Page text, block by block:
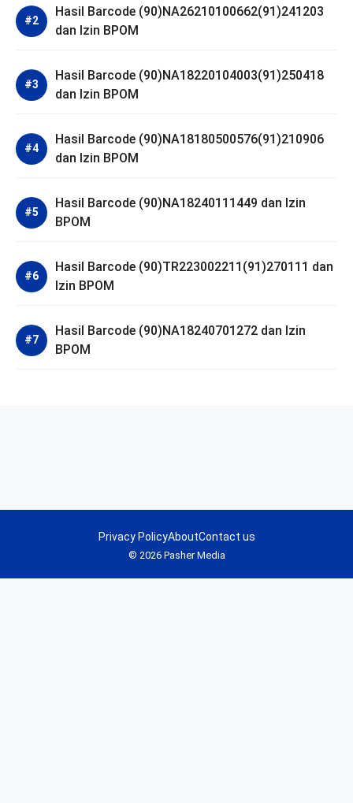
Hasil Barcode (90)NA26210100662(91)241203
dan Izin BPOM
Hasil Barcode (90)NA18220104003(91)250418
dan Izin BPOM
Hasil Barcode (90)NA18180500576(91)210906
dan Izin BPOM
Hasil Barcode (90)NA18240111449 dan Izin
BPOM
Hasil Barcode (90)TR223002211(91)270111 dan
Izin BPOM
Hasil Barcode (90)NA18240701272 dan Izin
BPOM
© 2026 Pasher Media
Privacy PolicyAboutContact us